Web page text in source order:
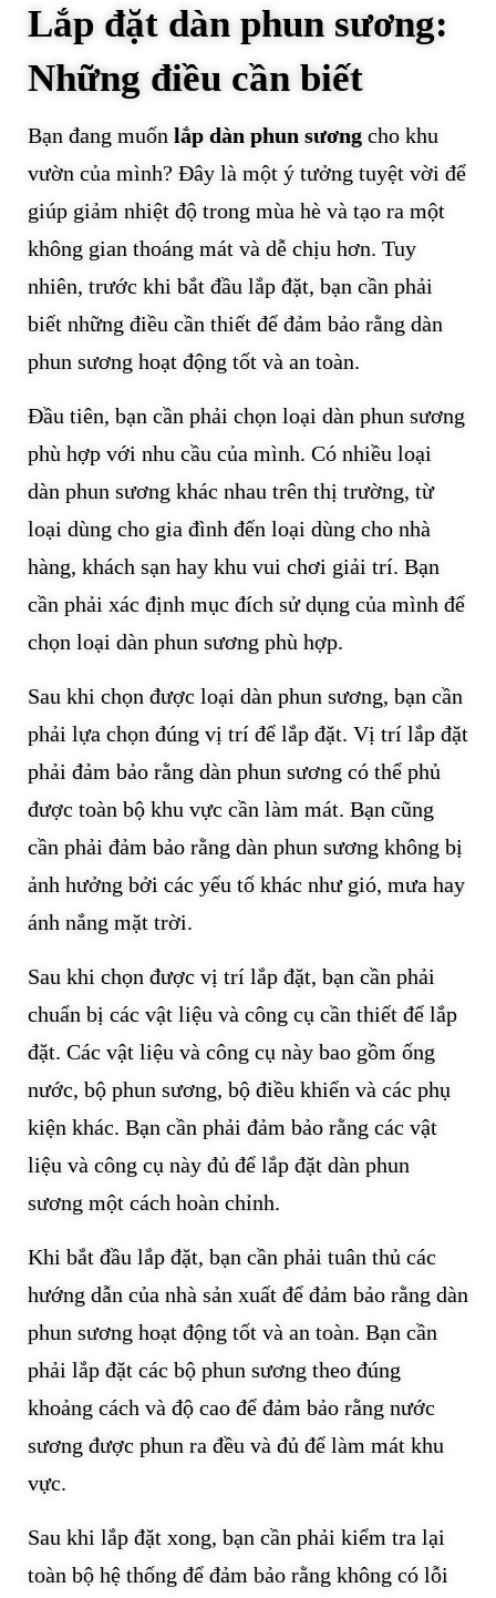
Lắp đặt dàn phun sương:
Những điều cần biết
Bạn đang muốn lắp dàn phun sương cho khu
vườn của mình? Đây là một ý tưởng tuyệt vời để
giúp giảm nhiệt độ trong mùa hè và tạo ra một
không gian thoáng mát và dễ chịu hơn. Tuy
nhiên, trước khi bắt đầu lắp đặt, bạn cần phải
biết những điều cần thiết để đảm bảo rằng dàn
phun sương hoạt động tốt và an toàn.
Đầu tiên, bạn cần phải chọn loại dàn phun sương
phù hợp với nhu cầu của mình. Có nhiều loại
dàn phun sương khác nhau trên thị trường, từ
loại dùng cho gia đình đến loại dùng cho nhà
hàng, khách sạn hay khu vui chơi giải trí. Bạn
cần phải xác định mục đích sử dụng của mình để
chọn loại dàn phun sương phù hợp.
Sau khi chọn được loại dàn phun sương, bạn cần
phải lựa chọn đúng vị trí để lắp đặt. Vị trí lắp đặt
phải đảm bảo rằng dàn phun sương có thể phủ
được toàn bộ khu vực cần làm mát. Bạn cũng
cần phải đảm bảo rằng dàn phun sương không bị
ảnh hưởng bởi các yếu tố khác như gió, mưa hay
ánh nắng mặt trời.
Sau khi chọn được vị trí lắp đặt, bạn cần phải
chuẩn bị các vật liệu và công cụ cần thiết để lắp
đặt. Các vật liệu và công cụ này bao gồm ống
nước, bộ phun sương, bộ điều khiển và các phụ
kiện khác. Bạn cần phải đảm bảo rằng các vật
liệu và công cụ này đủ để lắp đặt dàn phun
sương một cách hoàn chỉnh.
Khi bắt đầu lắp đặt, bạn cần phải tuân thủ các
hướng dẫn của nhà sản xuất để đảm bảo rằng dàn
phun sương hoạt động tốt và an toàn. Bạn cần
phải lắp đặt các bộ phun sương theo đúng
khoảng cách và độ cao để đảm bảo rằng nước
sương được phun ra đều và đủ để làm mát khu
vực.
Sau khi lắp đặt xong, bạn cần phải kiểm tra lại
toàn bộ hệ thống để đảm bảo rằng không có lỗi